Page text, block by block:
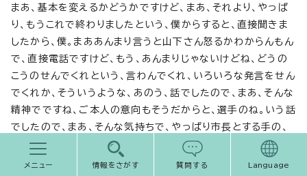
まあ、基本を変えるかどうかですけど、まあ、それより、やっぱ
り、もうこれで終わりましたという、僕からすると、直接聞きま
したから、僕。まああんまり言うと山下さん怒るかわからんもん
で、直接電話ですけど、もう、あんまりじゃないけどね、どうの
こうのせんでくれという、言わんでくれ、いろいろな発言をせん
でくれか、そういうような、あのう、話でしたので、まあ、そんな
精神でですね、ご本人の意向もそうだからと、選手のね。いう話
でしたので、まあ、そんな気持ちで、やっぱり市長とする手の、
特に、あのう、開催側のご意向がある場合、これは出ないかん
ですよ。
メニュー 情報をさがす 質問する Language